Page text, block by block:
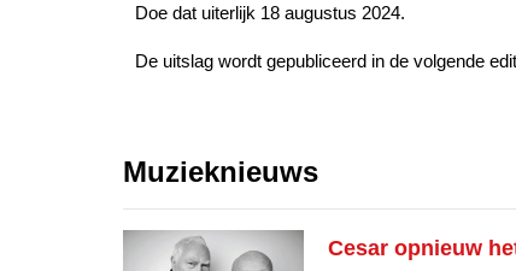
Doe dat uiterlijk 18 augustus 2024.
De uitslag wordt gepubliceerd in de volgende
Muzieknieuws
Cesar opnieuw